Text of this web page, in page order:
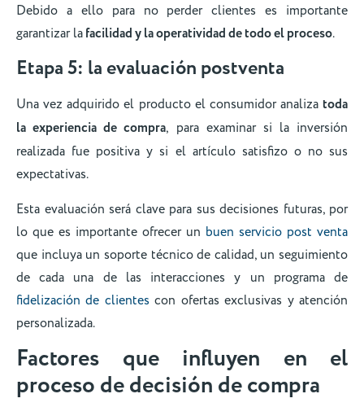
Debido a ello para no perder clientes es importante
garantizar lafacilidad y la operatividad de todo el proceso.
Etapa 5: la evaluación postventa
Una vez adquirido el producto el consumidor analiza toda
la experiencia de compra, para examinar si la inversión
realizada fue positiva y si el artículo satisfizo o no sus
expectativas.
Esta evaluación será clave para sus decisiones futuras, por
lo que es importante ofrecer un buen servicio post venta
que incluya un soporte técnico de calidad, un seguimiento
de cada una de las interacciones y un programa de
fidelización de clientescon ofertas exclusivas y atención
personalizada.
Factores que influyen en el
proceso de decisión de compra